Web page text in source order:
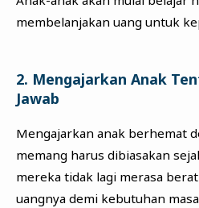
membelanjakan uang untuk
2. Mengajarkan Anak
Jawab
Mengajarkan anak berhemat
memang harus dibiasakan
mereka tidak lagi merasa
uangnya demi kebutuhan